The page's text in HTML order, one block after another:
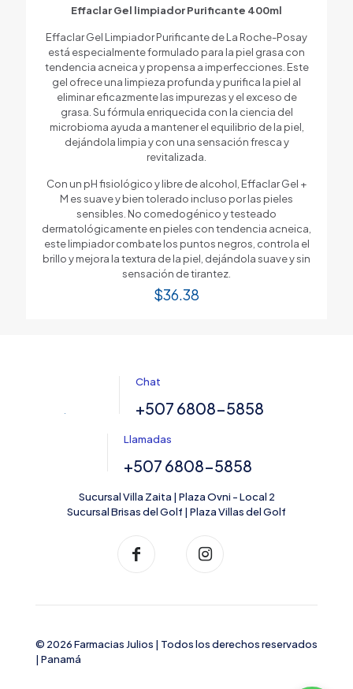
Effaclar Gel limpiador Purificante 400ml
Effaclar Gel Limpiador Purificante de La Roche-Posay
está especialmente formulado para la piel grasa con
tendencia acneica y propensa a imperfecciones. Este
gel ofrece una limpieza profunda y purifica la piel al
eliminar eficazmente las impurezas y el exceso de
grasa. Su fórmula enriquecida con la ciencia del
microbioma ayuda a mantener el equilibrio de la piel,
dejándola limpia y con una sensación fresca y
revitalizada.
Con un pH fisiológico y libre de alcohol, Effaclar Gel +
M es suave y bien tolerado incluso por las pieles
sensibles. No comedogénico y testeado
dermatológicamente en pieles con tendencia acneica,
este limpiador combate los puntos negros, controla el
brillo y mejora la textura de la piel, dejándola suave y sin
sensación de tirantez.
$36.38
Chat
+507 6808-5858
Llamadas
+507 6808-5858
Sucursal Villa Zaita | Plaza Ovni - Local 2
Sucursal Brisas del Golf | Plaza Villas del Golf
© 2026 Farmacias Julios | Todos los derechos reservados
| Panamá